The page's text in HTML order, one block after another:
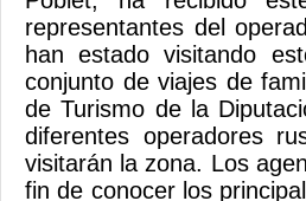
representantes del
han estado visitando
conjunto de viajes de
de Turismo de la
diferentes operadores
visitarán la zona. Los
fin de conocer los